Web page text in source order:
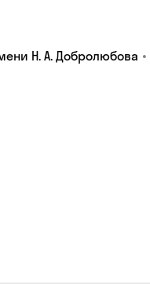
Н. А. Добролюбова •